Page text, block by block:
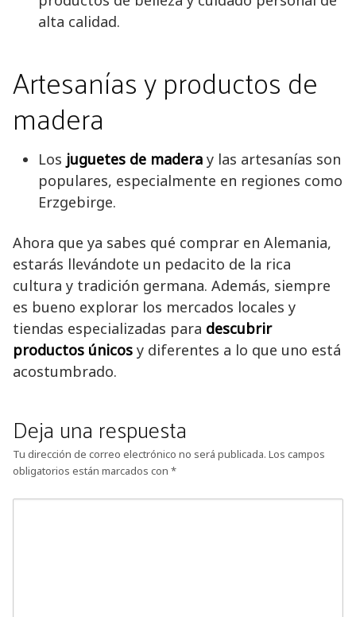
alta calidad.
Artesanías y productos de
madera
Los juguetes de madera y las artesanías son
populares, especialmente en regiones como
Erzgebirge.
Ahora que ya sabes qué comprar en Alemania,
estarás llevándote un pedacito de la rica
cultura y tradición germana. Además, siempre
es bueno explorar los mercados locales y
tiendas especializadas para descubrir
productos únicos y diferentes a lo que uno está
acostumbrado.
Deja una respuesta
Tu dirección de correo electrónico no será publicada. Los campos
obligatorios están marcados con *